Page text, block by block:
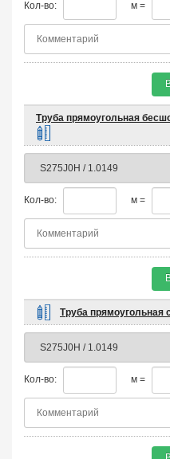
Кол-во: м =
Труба прямоугольная
Кол-во: м =
Труба прямоугольная
Кол-во: м =